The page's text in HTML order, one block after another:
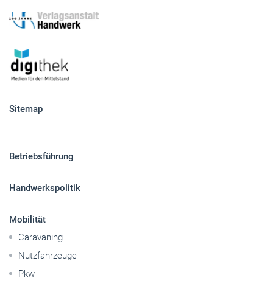
Sitemap
Betriebsführung
Handwerkspolitik
Mobilität
Caravaning
Nutzfahrzeuge
Pkw